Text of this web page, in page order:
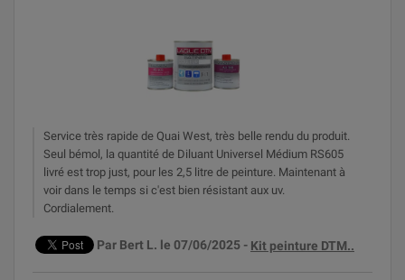
Service très rapide de Quai West, très belle rendu du produit.
Seul bémol, la quantité de Diluant Universel Médium RS605
livré est trop just, pour les 2,5 litre de peinture. Maintenant à
voir dans le temps si c'est bien résistant aux uv.
Cordialement.
Par Bert L. le 07/06/2025 - Kit peinture DTM..